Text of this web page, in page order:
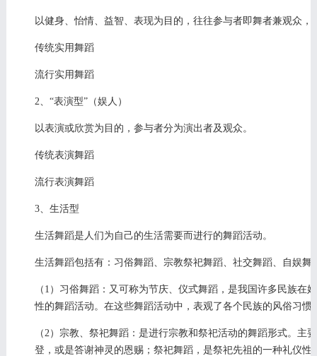
以健身、怡情、益智、表现为目的，往往参与者即舞者兼观众，
传统实用舞蹈
流行实用舞蹈
2、“表演型”（娱人）
以表演或欣赏为目的，参与者分为演出者及观众。
传统表演舞蹈
流行表演舞蹈
3、生活型
生活舞蹈是人们为自己的生活需要而进行的舞蹈活动。
生活舞蹈包括有：习俗舞蹈、宗教祭祀舞蹈、社交舞蹈、自娱舞
（1）习俗舞蹈：又可称为节庆、仪式舞蹈，是我国许多民族
性的舞蹈活动。在这些舞蹈活动中，表观了各个民族的风俗习
（2）宗教、祭祀舞蹈：是进行宗教和祭祀活动的舞蹈形式。
登，或是答谢神灵的恩赐；祭祀舞蹈，是祭祀先祖的一种礼仪